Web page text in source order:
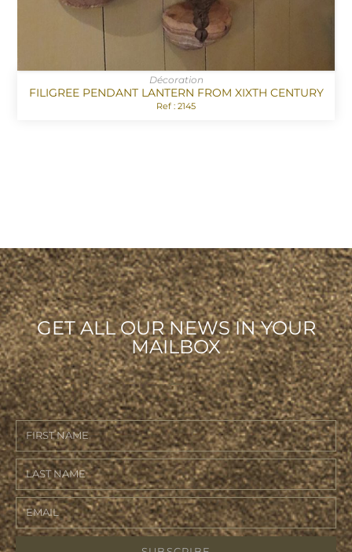
Décoration
FILIGREE PENDANT LANTERN FROM XIXTH CENTURY
Ref : 2145
GET ALL OUR NEWS IN YOUR
MAILBOX